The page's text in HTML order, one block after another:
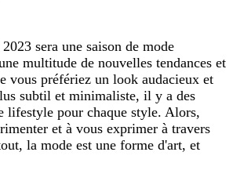
sera une saison de mode
multitude de nouvelles tendances et
vous préfériez un look audacieux et
subtil et minimaliste, il y a des
lifestyle pour chaque style. Alors,
et à vous exprimer à travers
la mode est une forme d'art, et